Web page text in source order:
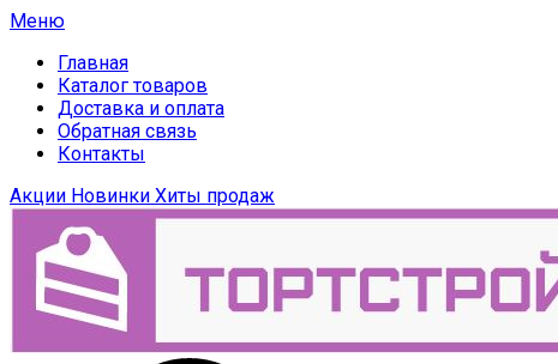
Меню
Главная
Каталог товаров
Доставка и оплата
Обратная связь
Контакты
Акции Новинки Хиты продаж